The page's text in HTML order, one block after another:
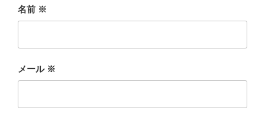
名前 ※
メール ※